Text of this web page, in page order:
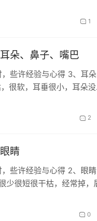
1
朵、鼻子、嘴巴
些许经验与心得 3、耳朵
很软，耳垂很小，耳朵没
2
睛
些许经验与心得 2、眼睛
少很短很干枯，经常掉，
0